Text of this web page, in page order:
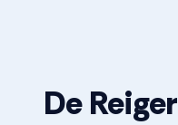
De Reiger